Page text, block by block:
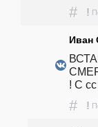
# !
Иван
! С
# !